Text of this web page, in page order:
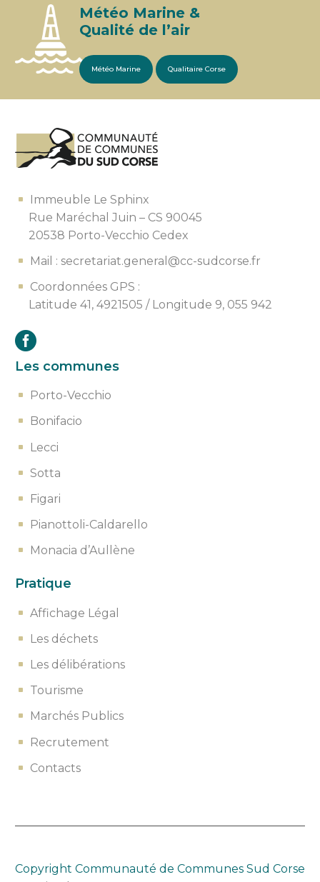
Météo Marine &
Qualité de l’air
Météo Marine Qualitaire Corse
Immeuble Le Sphinx
Rue Maréchal Juin – CS 90045
20538 Porto-Vecchio Cedex
Mail : secretariat.general@cc-sudcorse.fr
Coordonnées GPS :
Latitude 41, 4921505 / Longitude 9, 055 942
Les communes
Porto-Vecchio
Bonifacio
Lecci
Sotta
Figari
Pianottoli-Caldarello
Monacia d’Aullène
Pratique
Affichage Légal
Les déchets
Les délibérations
Tourisme
Marchés Publics
Recrutement
Contacts
Copyright Communauté de Communes Sud Corse